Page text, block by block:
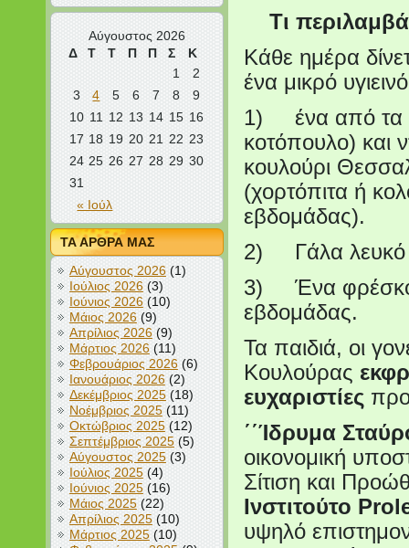
Αύγουστος 2026
Δ
Τ Τ Π Π Σ Κ
« Ιούλ
1
2
3
4 5 6 7 8
9
10 11 12 13 14 15 16
17 18 19 20 21 22 23
24 25 26 27 28 29 30
31
ΤΑ ΑΡΘΡΑ ΜΑΣ
Αύγουστος 2026(1)
Ιούλιος 2026(3)
Ιούνιος 2026(10)
Μάιος 2026(9)
Απρίλιος 2026(9)
Μάρτιος 2026(11)
Φεβρουάριος 2026(6)
Ιανουάριος 2026(2)
Δεκέμβριος 2025(18)
Νοέμβριος 2025(11)
Οκτώβριος 2025(12)
Σεπτέμβριος 2025(5)
Αύγουστος 2025(3)
Ιούλιος 2025(4)
Ιούνιος 2025(16)
Μάιος 2025(22)
Απρίλιος 2025(10)
Μάρτιος 2025(10)
Τι
Κάθε ημέρα
ένα μικρό
1) ένα από τα
κοτόπουλο) και
κουλούρι
(χορτόπιτα ή
εβδομάδας).
2) Γάλα λευκό
3) Ένα φρέσκο
εβδομάδας.
Τα παιδιά, οι
Κουλούρας
ευχαριστίες
΄΄Ίδρυμα
οικονομική
Σίτιση και
Ινστιτούτο
υψηλό